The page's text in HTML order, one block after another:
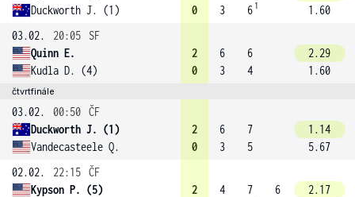
Duckworth J. (1)
0
3
6 1
1.60
03.02.
20:05
SF
Quinn E.
Kudla D. (4)
2
0
6
3
6
4
2.29
1.60
čtvrtfinále
03.02. 00:50 ČF
Duckworth J. (1)
Vandecasteele Q.
2
0
6
3
7
5
1.14
5.67
02.02.
22:15 ČF
Kypson P. (5)
2
4
7
6
2.17